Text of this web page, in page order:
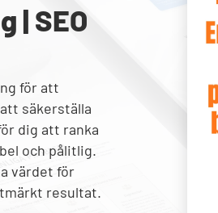
| SEO
för att
säkerställa
dig att ranka
och pålitlig.
värdet för
resultat.